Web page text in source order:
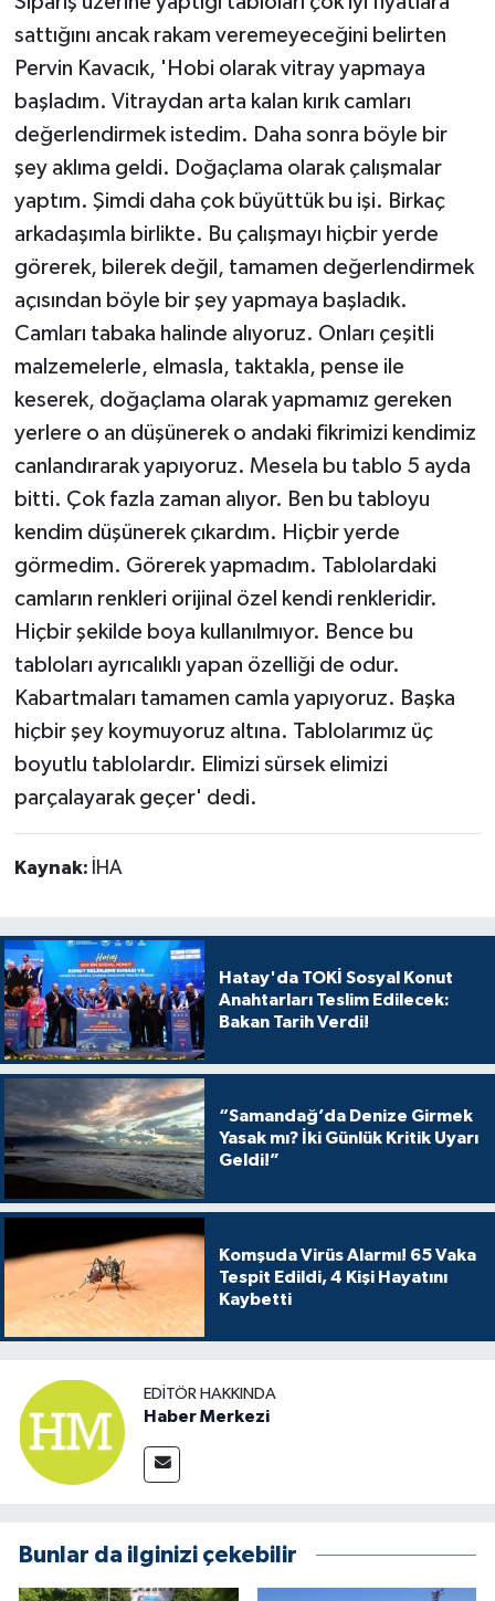
sattığını ancak rakam veremeyeceğini belirten
Pervin Kavacık, 'Hobi olarak vitray yapmaya
başladım. Vitraydan arta kalan kırık camları
değerlendirmek istedim. Daha sonra böyle bir
şey aklıma geldi. Doğaçlama olarak çalışmalar
yaptım. Şimdi daha çok büyüttük bu işi. Birkaç
arkadaşımla birlikte. Bu çalışmayı hiçbir yerde
görerek, bilerek değil, tamamen değerlendirmek
açısından böyle bir şey yapmaya başladık.
Camları tabaka halinde alıyoruz. Onları çeşitli
malzemelerle, elmasla, taktakla, pense ile
keserek, doğaçlama olarak yapmamız gereken
yerlere o an düşünerek o andaki fikrimizi kendimiz
canlandırarak yapıyoruz. Mesela bu tablo 5 ayda
bitti. Çok fazla zaman alıyor. Ben bu tabloyu
kendim düşünerek çıkardım. Hiçbir yerde
görmedim. Görerek yapmadım. Tablolardaki
camların renkleri orijinal özel kendi renkleridir.
Hiçbir şekilde boya kullanılmıyor. Bence bu
tabloları ayrıcalıklı yapan özelliği de odur.
Kabartmaları tamamen camla yapıyoruz. Başka
hiçbir şey koymuyoruz altına. Tablolarımız üç
boyutlu tablolardır. Elimizi sürsek elimizi
parçalayarak geçer' dedi.
Kaynak: İHA
Hatay'da TOKİ Sosyal Konut
Anahtarları Teslim Edilecek:
Bakan Tarih Verdi!
“Samandağ’da Denize Girmek
Yasak mı? İki Günlük Kritik Uyarı
Geldi!”
Komşuda Virüs Alarmı! 65 Vaka
Tespit Edildi, 4 Kişi Hayatını
Kaybetti
EDITÖR HAKKINDA
Haber Merkezi
Bunlar da ilginizi çekebilir